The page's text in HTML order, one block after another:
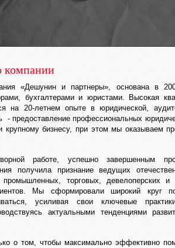
компании
«Дешунин и партнеры», основана в
бухгалтерами и юристами. Высокая
на 20-летнем опыте в юридической,
- предоставление профессиональных
бизнесу, при этом мы оказываем
работе, успешно завершенным
получила признание ведущих
промышленных, торговых, девелоперских
Мы сформировали широкий круг
усиливая свои ключевые
актуальными тенденциями
о том, чтобы максимально эффективно